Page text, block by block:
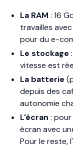
La RAM : 16
travailles
pour du e-
Le stockage
vitesse est
La batterie
depuis des
autonomie
L'écran :
écran avec
Pour le reste,